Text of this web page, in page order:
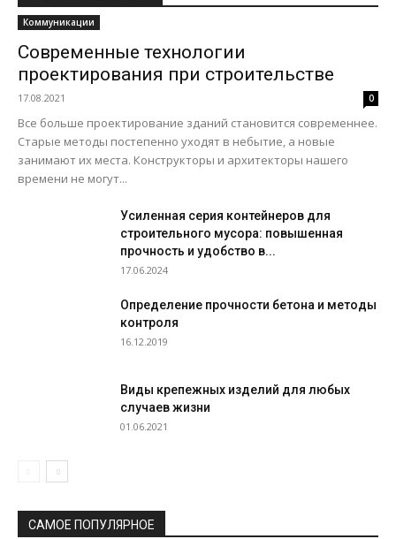
Коммуникации
Современные технологии
проектирования при строительстве
17.08.2021 0
Все больше проектирование зданий становится современнее.
Старые методы постепенно уходят в небытие, а новые
занимают их места. Конструкторы и архитекторы нашего
времени не могут...
Усиленная серия контейнеров для
строительного мусора: повышенная
прочность и удобство в...
17.06.2024
Определение прочности бетона и методы
контроля
16.12.2019
Виды крепежных изделий для любых
случаев жизни
01.06.2021
САМОЕ ПОПУЛЯРНОЕ